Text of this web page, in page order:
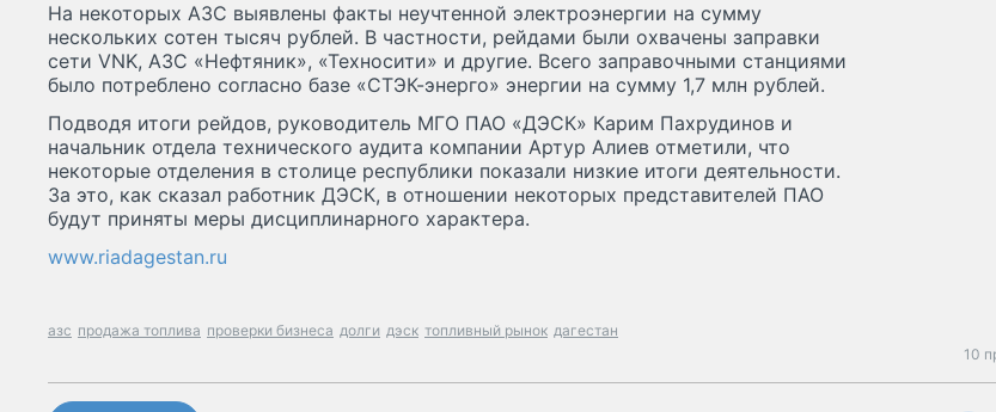
На некоторых АЗС выявлены факты неучтенной электроэнергии на сумму
нескольких сотен тысяч рублей. В частности, рейдами были охвачены заправки
сети VNK, АЗС «Нефтяник», «Техносити» и другие. Всего заправочными станциями
было потреблено согласно базе «СТЭК-энерго» энергии на сумму 1,7 млн рублей.
Подводя итоги рейдов, руководитель МГО ПАО «ДЭСК» Карим Пахрудинов и
начальник отдела технического аудита компании Артур Алиев отметили, что
некоторые отделения в столице республики показали низкие итоги деятельности.
За это, как сказал работник ДЭСК, в отношении некоторых представителей ПАО
будут приняты меры дисциплинарного характера.
www.riadagestan.ru
азс продажа топлива проверки бизнеса долги дэск топливный рынок дагестан
10